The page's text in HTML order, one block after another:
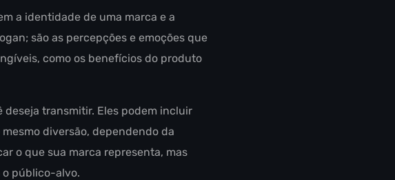
a identidade de uma marca e a
são as percepções e emoções que
como os benefícios do produto
transmitir. Eles podem incluir
diversão, dependendo da
o que sua marca representa, mas
o público-alvo.